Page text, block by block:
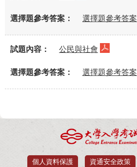
選擇題參考答案
公民與社會
選擇題參考答案
個人資料保護 資通安全政策